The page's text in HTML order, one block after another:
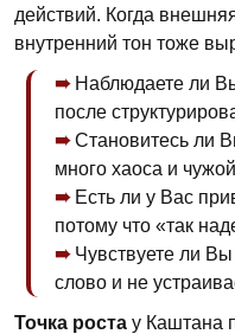
действий. Когда
внутренний тон тоже
Наблюдаете ли
после
Становитесь ли
много хаоса и
Есть ли у Вас
потому что «так
Чувствуете ли
слово и не
Точка роста у Каштана